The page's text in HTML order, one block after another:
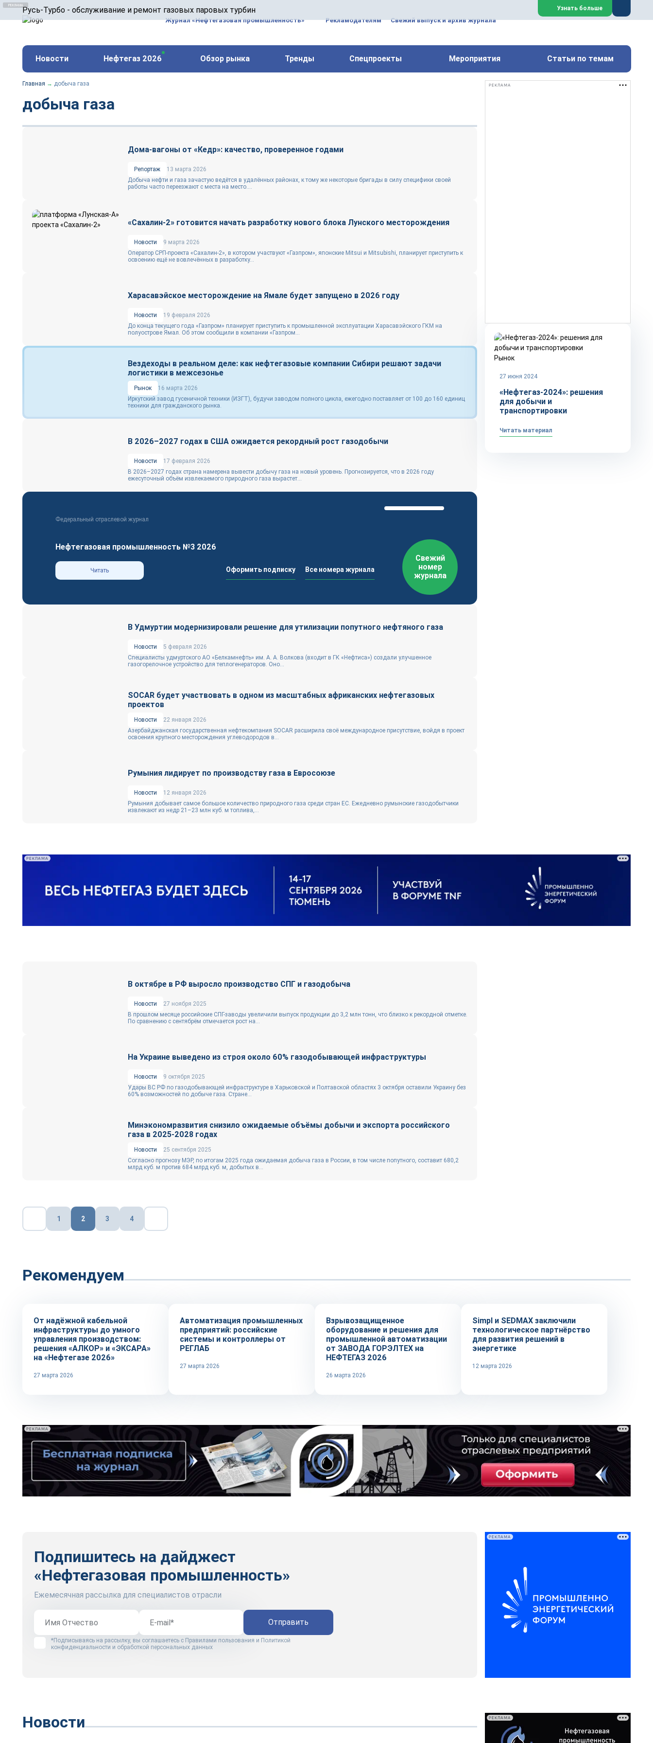
Русь-Турбо - обслуживание и ремонт газовых паровых турбин
ООО «Русь-Турбо» занимается сервисом газовых и паровых турбин, комплексным ремонтом, восстановлением, техническим обслуживанием
оборудования ТЭС, зарубежных поршневых машин и компрессоров, которые работают на нефтегазовых, нефтехимических, металлургических
и других предприятиях.
Реклама. ООО «Русь-Турбо», ИНН 7802588950
erid: F7NfYUJCUneVdwPs4znf
Закрыть
Узнать больше
Журнал «Нефтегазовая промышленность» Рекламодателям Свежий выпуск и архив журнала
Новости Нефтегаз 2026 Обзор рынка Тренды Спецпроекты Мероприятия Статьи по темам
Главная → добыча газа
добыча газа
Дома-вагоны от «Кедр»: качество, проверенное годами
Репортаж
13 марта 2026
Добыча нефти и газа зачастую ведётся в удалённых районах, к тому же некоторые бригады в силу специфики своей
работы часто переезжают с места на место....
«Сахалин‑2» готовится начать разработку нового блока Лунского месторождения
Новости
9 марта 2026
Оператор СРП-проекта «Сахалин‑2», в котором участвуют «Газпром», японские Mitsui и Mitsubishi, планирует приступить к
освоению ещё не вовлечённых в разработку...
Харасавэйское месторождение на Ямале будет запущено в 2026 году
Новости
19 февраля 2026
До конца текущего года «Газпром» планирует приступить к промышленной эксплуатации Харасавэйского ГКМ на
полуострове Ямал. Об этом сообщили в компании «Газпром...
Вездеходы в реальном деле: как нефтегазовые компании Сибири решают задачи
логистики в межсезонье
Рынок
16 марта 2026
Иркутский завод гусеничной техники (ИЗГТ), будучи заводом полного цикла, ежегодно поставляет от 100 до 160 единиц
техники для гражданского рынка.
В 2026–2027 годах в США ожидается рекордный рост газодобычи
Новости
17 февраля 2026
В 2026–2027 годах страна намерена вывести добычу газа на новый уровень. Прогнозируется, что в 2026 году
ежесуточный объём извлекаемого природного газа вырастет...
Свежий
номер
журнала
Федеральный отраслевой журнал
Нефтегазовая промышленность №3 2026
Читать Оформить подписку Все номера журнала
В Удмуртии модернизировали решение для утилизации попутного нефтяного газа
Новости
5 февраля 2026
Специалисты удмуртского АО «Белкамнефть» им. А. А. Волкова (входит в ГК «Нефтиса») создали улучшенное
газогорелочное устройство для теплогенераторов. Оно...
SOCAR будет участвовать в одном из масштабных африканских нефтегазовых
проектов
Новости
22 января 2026
Азербайджанская государственная нефтекомпания SOCAR расширила своё международное присутствие, войдя в проект
освоения крупного месторождения углеводородов в...
Румыния лидирует по производству газа в Евросоюзе
Новости
12 января 2026
Румыния добывает самое большое количество природного газа среди стран ЕС. Ежедневно румынские газодобытчики
извлекают из недр 21–23 млн куб. м топлива,...
РЕКЛАМА
Рынок
27 июня 2024
«Нефтегаз-2024»: решения
для добычи и
транспортировки
Читать материал
РЕКЛАМА
В октябре в РФ выросло производство СПГ и газодобыча
Новости
27 ноября 2025
В прошлом месяце российские СПГ-заводы увеличили выпуск продукции до 3,2 млн тонн, что близко к рекордной отметке.
По сравнению с сентябрём отмечается рост на...
На Украине выведено из строя около 60% газодобывающей инфраструктуры
Новости
9 октября 2025
Удары ВС РФ по газодобывающей инфраструктуре в Харьковской и Полтавской областях 3 октября оставили Украину без
60% возможностей по добыче газа. Стране...
Минэкономразвития снизило ожидаемые объёмы добычи и экспорта российского
газа в 2025-2028 годах
Новости
25 сентября 2025
Согласно прогнозу МЭР, по итогам 2025 года ожидаемая добыча газа в России, в том числе попутного, составит 680,2
млрд куб. м против 684 млрд куб. м, добытых в...
Пагинация
записей
1 2 3 4
Рекомендуем
От надёжной кабельной
инфраструктуры до умного
управления производством:
решения «АЛКОР» и «ЭКСАРА»
на «Нефтегазе 2026»
27 марта 2026
Автоматизация промышленных
предприятий: российские
системы и контроллеры от
РЕГЛАБ
27 марта 2026
Взрывозащищенное
оборудование и решения для
промышленной автоматизации
от ЗАВОДА ГОРЭЛТЕХ на
НЕФТЕГАЗ 2026
26 марта 2026
Simpl и SEDMAX заключили
технологическое партнёрство
для развития решений в
энергетике
12 марта 2026
РЕКЛАМА
Подпишитесь на дайджест
«Нефтегазовая промышленность»
Ежемесячная рассылка для специалистов отрасли
*Подписываясь на рассылку, вы соглашаетесь с Правилами пользования и Политикой
конфиденциальности и обработкой персональных данных
Отправить
РЕКЛАМА
Новости РЕКЛАМА